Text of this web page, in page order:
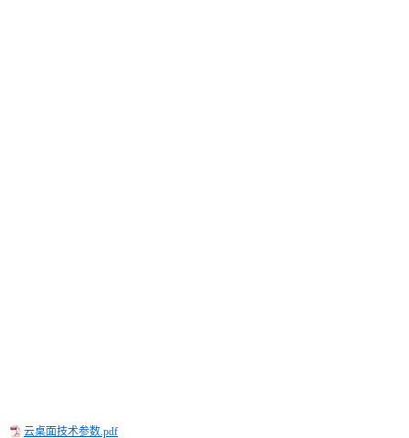
云桌面技术参数.pdf